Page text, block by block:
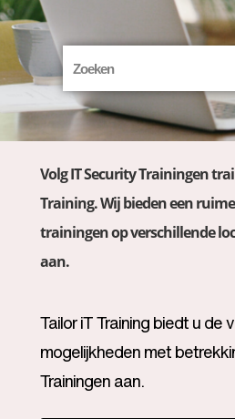
Volg IT Security Trainingen
Training. Wij bieden een
trainingen op verschillende
aan.
Tailor iT Training biedt u de
mogelijkheden met
Trainingen aan.